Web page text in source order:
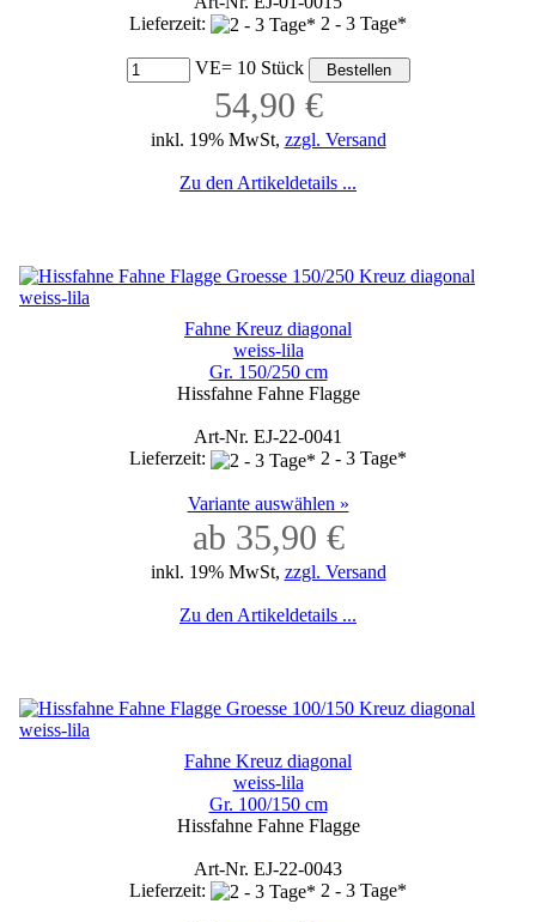
Lieferzeit:
2 - 3 Tage*
VE= 10 Stück
54,90 €
inkl. 19% MwSt, zzgl. Versand
Zu den Artikeldetails ...
Fahne Kreuz diagonal
weiss-lila
Gr. 150/250 cm
Hissfahne Fahne Flagge
Art-Nr. EJ-22-0041
Lieferzeit:
2 - 3 Tage*
Variante auswählen »
ab 35,90 €
inkl. 19% MwSt, zzgl. Versand
Zu den Artikeldetails ...
Fahne Kreuz diagonal
weiss-lila
Gr. 100/150 cm
Hissfahne Fahne Flagge
Art-Nr. EJ-22-0043
Lieferzeit:
2 - 3 Tage*